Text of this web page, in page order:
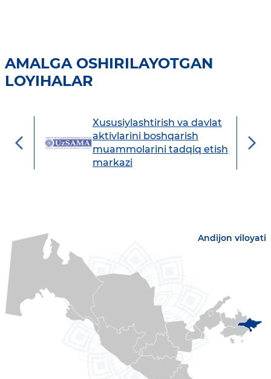
AMALGA OSHIRILAYOTGAN
LOYIHALAR
Xususiylashtirish va davlat
aktivlarini boshqarish
muammolarini tadqiq etish
markazi
Andijon viloyati